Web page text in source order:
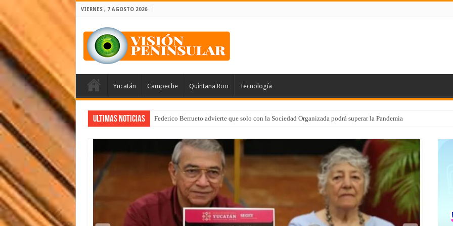
VIERNES , 7 AGOSTO 2026
Yucatán Campeche Quintana Roo Tecnología
Ultimas Noticias Federico Berrueto advierte que solo con la Sociedad Organizada podrá superar la Pandemia